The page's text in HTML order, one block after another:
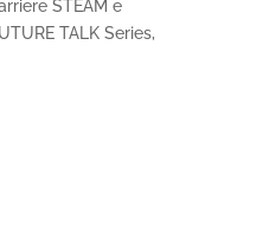
STEAM e
TALK Series,